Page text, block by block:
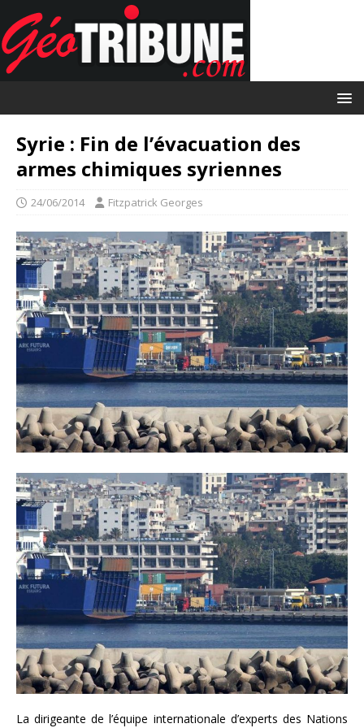
Syrie : Fin de l’évacuation des
armes chimiques syriennes
24/06/2014 Fitzpatrick Georges
La dirigeante de l’équipe internationale d’experts des Nations